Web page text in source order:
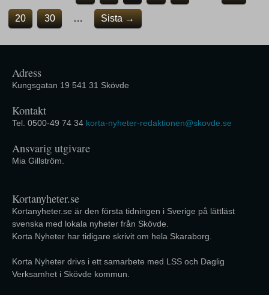
20 30 … Sista →
Adress
Kungsgatan 19 541 31 Skövde
Kontakt
Tel. 0500-49 74 34 korta-nyheter-redaktionen@skovde.se
Ansvarig utgivare
Mia Gillström.
Kortanyheter.se
Kortanyheter.se är den första tidningen i Sverige på lättläst
svenska med lokala nyheter från Skövde.
Korta Nyheter har tidigare skrivit om hela Skaraborg.
Korta Nyheter drivs i ett samarbete med LSS och Daglig
Verksamhet i Skövde kommun.